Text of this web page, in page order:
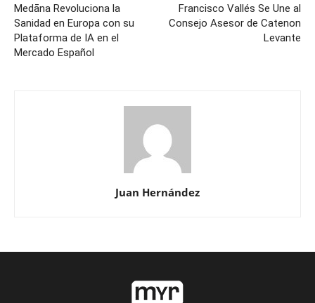
Medāna Revoluciona la
Sanidad en Europa con su
Plataforma de IA en el
Mercado Español
Francisco Vallés Se Une al
Consejo Asesor de Catenon
Levante
Juan Hernández